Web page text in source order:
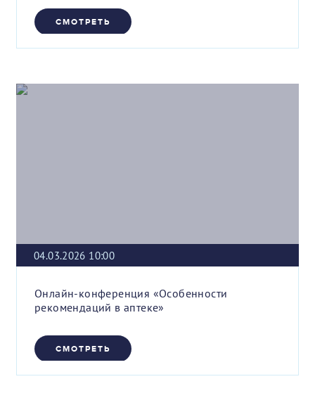
СМОТРЕТЬ
04.03.2026 10:00
Онлайн-конференция «Особенности
рекомендаций в аптеке»
СМОТРЕТЬ